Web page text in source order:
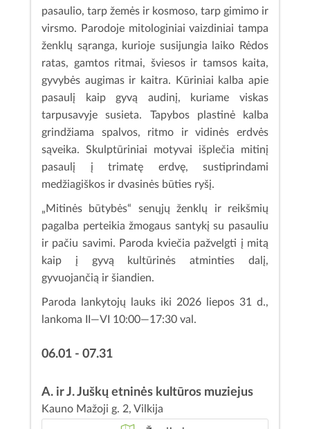
pasaulio, tarp žemės ir kosmoso, tarp gimimo ir
virsmo. Parodoje mitologiniai vaizdiniai tampa
ženklų sąranga, kurioje susijungia laiko Rėdos
ratas, gamtos ritmai, šviesos ir tamsos kaita,
gyvybės augimas ir kaitra. Kūriniai kalba apie
pasaulį kaip gyvą audinį, kuriame viskas
tarpusavyje susieta. Tapybos plastinė kalba
grindžiama spalvos, ritmo ir vidinės erdvės
sąveika. Skulptūriniai motyvai išplečia mitinį
pasaulį į trimatę erdvę, sustiprindami
medžiagiškos ir dvasinės būties ryšį.
„Mitinės būtybės“ senųjų ženklų ir reikšmių
pagalba perteikia žmogaus santykį su pasauliu
ir pačiu savimi. Paroda kviečia pažvelgti į mitą
kaip į gyvą kultūrinės atminties dalį,
gyvuojančią ir šiandien.
Paroda lankytojų lauks iki 2026 liepos 31 d.,
lankoma II—VI 10:00—17:30 val.
06.01 - 07.31
A. ir J. Juškų etninės kultūros muziejus
Kauno Mažoji g. 2, Vilkija